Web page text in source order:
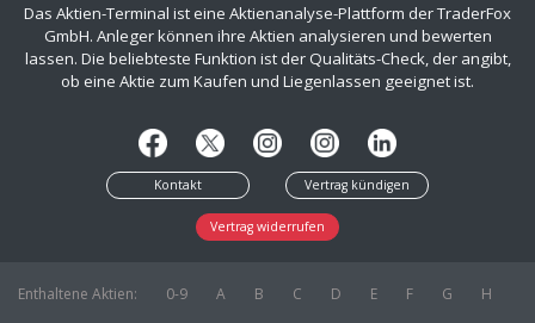
Das Aktien-Terminal ist eine Aktienanalyse-Plattform der TraderFox
GmbH. Anleger können ihre Aktien analysieren und bewerten
lassen. Die beliebteste Funktion ist der Qualitäts-Check, der angibt,
ob eine Aktie zum Kaufen und Liegenlassen geeignet ist.
Kontakt Vertrag kündigen
Vertrag widerrufen
Enthaltene Aktien: 0-9 A B C D E F G
H